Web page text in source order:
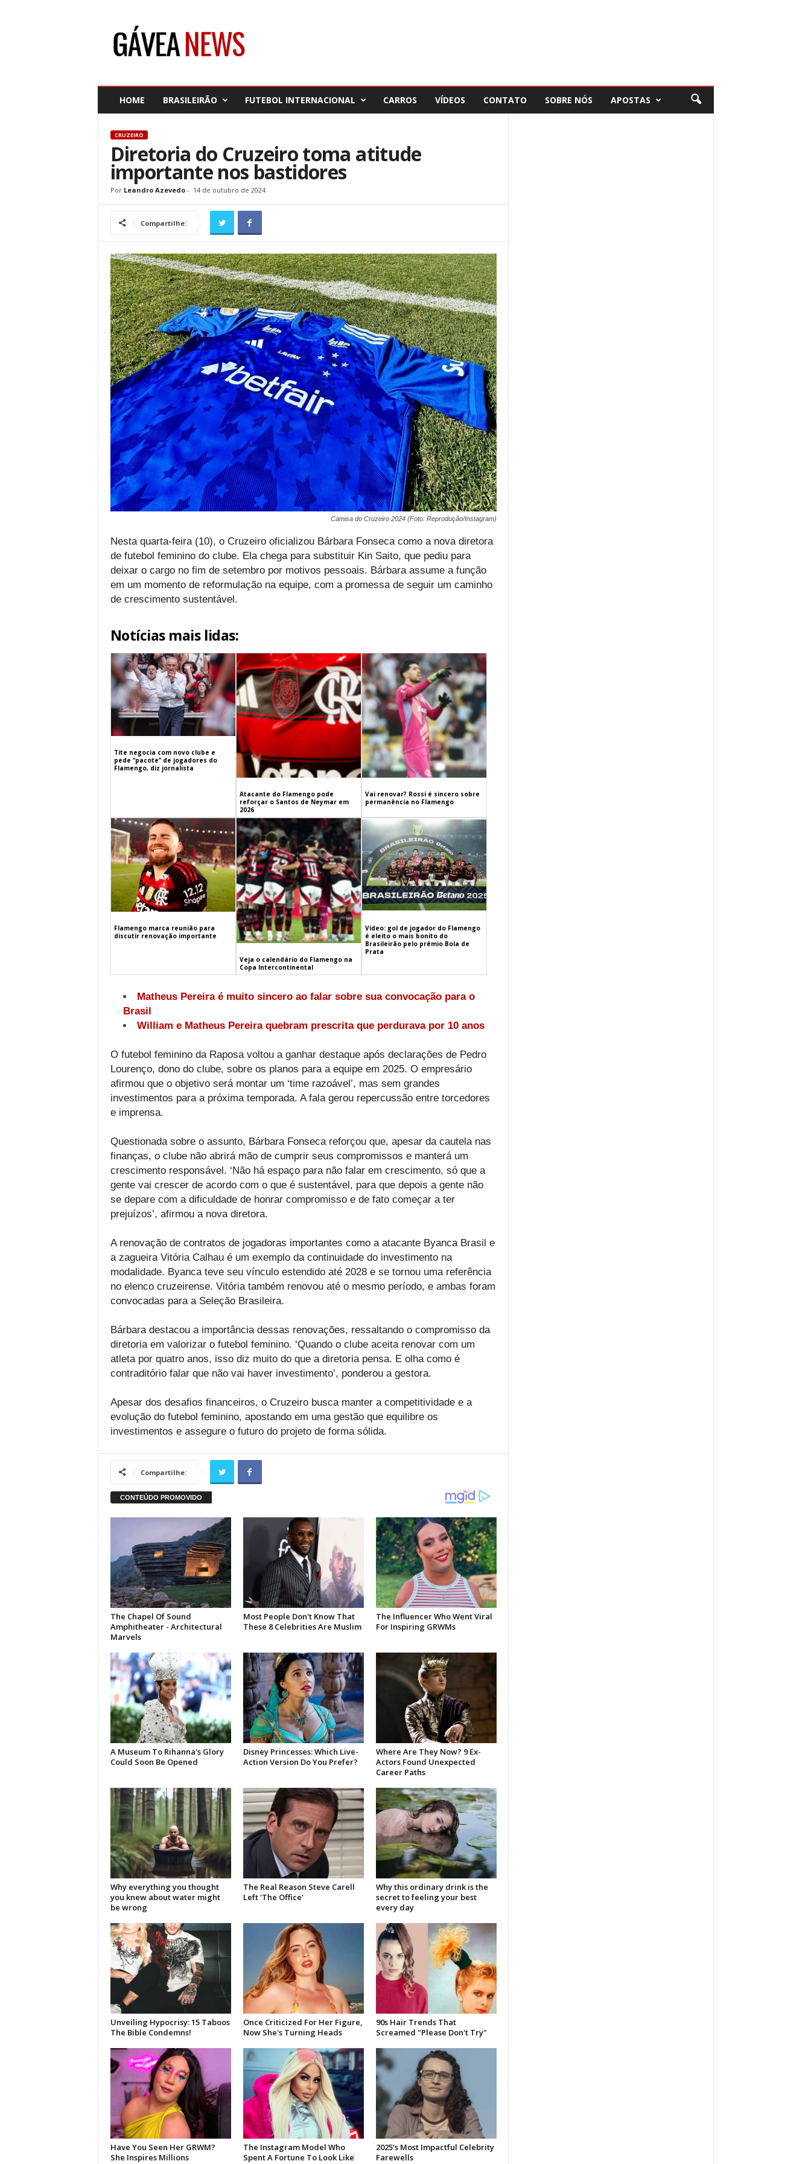
HOME BRASILEIRÃO FUTEBOL INTERNACIONAL CARROS VÍDEOS CONTATO SOBRE NÓS APOSTAS
CRUZEIRO
Diretoria do Cruzeiro toma atitude
importante nos bastidores
Por Leandro Azevedo- 14 de outubro de 2024
Compartilhe:
Camisa do Cruzeiro 2024 (Foto: Reprodução/Instagram)
Nesta quarta-feira (10), o Cruzeiro oficializou Bárbara Fonseca como a nova diretora
de futebol feminino do clube. Ela chega para substituir Kin Saito, que pediu para
deixar o cargo no fim de setembro por motivos pessoais. Bárbara assume a função
em um momento de reformulação na equipe, com a promessa de seguir um caminho
de crescimento sustentável.
Notícias mais lidas:
Tite negocia com novo clube e
pede “pacote” de jogadores do
Flamengo, diz jornalista
Atacante do Flamengo pode
reforçar o Santos de Neymar em
2026
Vai renovar? Rossi é sincero sobre
permanência no Flamengo
Flamengo marca reunião para
discutir renovação importante
Veja o calendário do Flamengo na
Copa Intercontinental
Vídeo: gol de jogador do Flamengo
é eleito o mais bonito do
Brasileirão pelo prêmio Bola de
Prata
Matheus Pereira é muito sincero ao falar sobre sua convocação para o
Brasil
William e Matheus Pereira quebram prescrita que perdurava por 10 anos
O futebol feminino da Raposa voltou a ganhar destaque após declarações de Pedro
Lourenço, dono do clube, sobre os planos para a equipe em 2025. O empresário
afirmou que o objetivo será montar um ‘time razoável’, mas sem grandes
investimentos para a próxima temporada. A fala gerou repercussão entre torcedores
e imprensa.
Questionada sobre o assunto, Bárbara Fonseca reforçou que, apesar da cautela nas
finanças, o clube não abrirá mão de cumprir seus compromissos e manterá um
crescimento responsável. ‘Não há espaço para não falar em crescimento, só que a
gente vai crescer de acordo com o que é sustentável, para que depois a gente não
se depare com a dificuldade de honrar compromisso e de fato começar a ter
prejuízos’, afirmou a nova diretora.
A renovação de contratos de jogadoras importantes como a atacante Byanca Brasil e
a zagueira Vitória Calhau é um exemplo da continuidade do investimento na
modalidade. Byanca teve seu vínculo estendido até 2028 e se tornou uma referência
no elenco cruzeirense. Vitória também renovou até o mesmo período, e ambas foram
convocadas para a Seleção Brasileira.
Bárbara destacou a importância dessas renovações, ressaltando o compromisso da
diretoria em valorizar o futebol feminino. ‘Quando o clube aceita renovar com um
atleta por quatro anos, isso diz muito do que a diretoria pensa. E olha como é
contraditório falar que não vai haver investimento’, ponderou a gestora.
Apesar dos desafios financeiros, o Cruzeiro busca manter a competitividade e a
evolução do futebol feminino, apostando em uma gestão que equilibre os
investimentos e assegure o futuro do projeto de forma sólida.
Compartilhe: